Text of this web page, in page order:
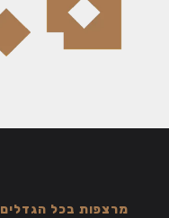
מרצפות בכל הגדלים